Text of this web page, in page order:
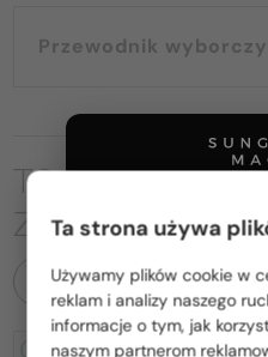
Przewodnik wyborczy
TO MOŻE CIĘ
WSZYSTKIE PRODUKTY
2-4 DNI -15%
Proszę wybierz z listy
Polska / PL
Ta strona używa
Używamy plików cookie w
reklam i analizy naszego
informacje o tym, jak
naszym partnerom